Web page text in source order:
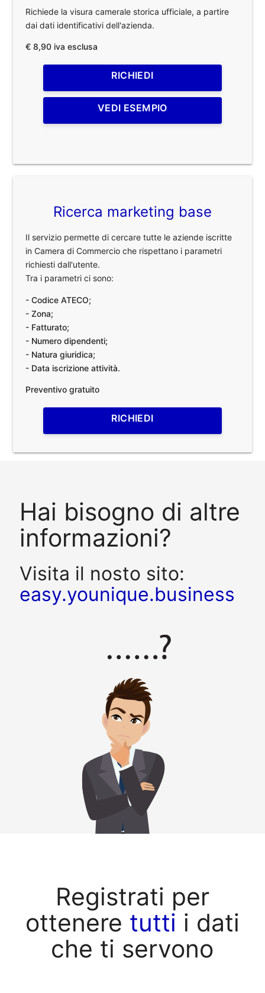
Richiede la visura camerale storica ufficiale, a partire
dai dati identificativi dell'azienda.
€ 8,90 iva esclusa
RICHIEDI
VEDI ESEMPIO
Ricerca marketing base
Il servizio permette di cercare tutte le aziende iscritte
in Camera di Commercio che rispettano i parametri
richiesti dall'utente.
Tra i parametri ci sono:
- Codice ATECO;
- Zona;
- Fatturato;
- Numero dipendenti;
- Natura giuridica;
- Data iscrizione attività.
Preventivo gratuito
RICHIEDI
Hai bisogno di altre
informazioni?
Visita il nosto sito:
easy.younique.business
Registrati per
ottenere tutti i dati
che ti servono